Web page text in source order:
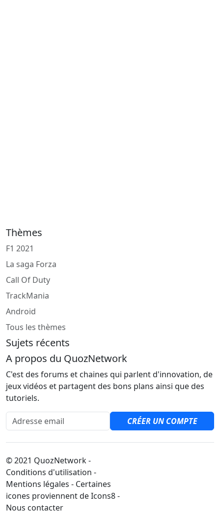
Thèmes
F1 2021
La saga Forza
Call Of Duty
TrackMania
Android
Tous les thèmes
Sujets récents
A propos du QuozNetwork
C'est des forums et chaines qui parlent d'innovation, de
jeux vidéos et partagent des bons plans ainsi que des
tutoriels.
Adresse email
CRÉER UN COMPTE
© 2021 QuozNetwork -
Conditions d'utilisation -
Mentions légales - Certaines
icones proviennent de Icons8 -
Nous contacter